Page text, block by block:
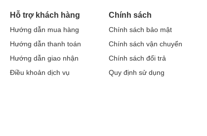
Hỗ trợ khách hàng
Hướng dẫn mua hàng
Hướng dẫn thanh toán
Hướng dẫn giao nhận
Điều khoản dịch vụ
Chính sách
Chính sách bảo mật
Chính sách vận chuyển
Chính sách đổi trả
Quy định sử dụng